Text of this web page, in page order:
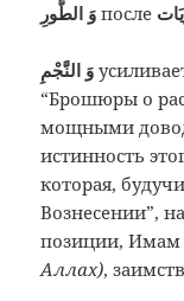
وَ الطُّورِпосле
وَ النَّجْمِ
“Брошюры о
мощными
истинность
которая,
Вознесении”,
позиции,
Аллах),